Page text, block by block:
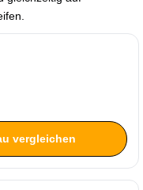
vergleichen